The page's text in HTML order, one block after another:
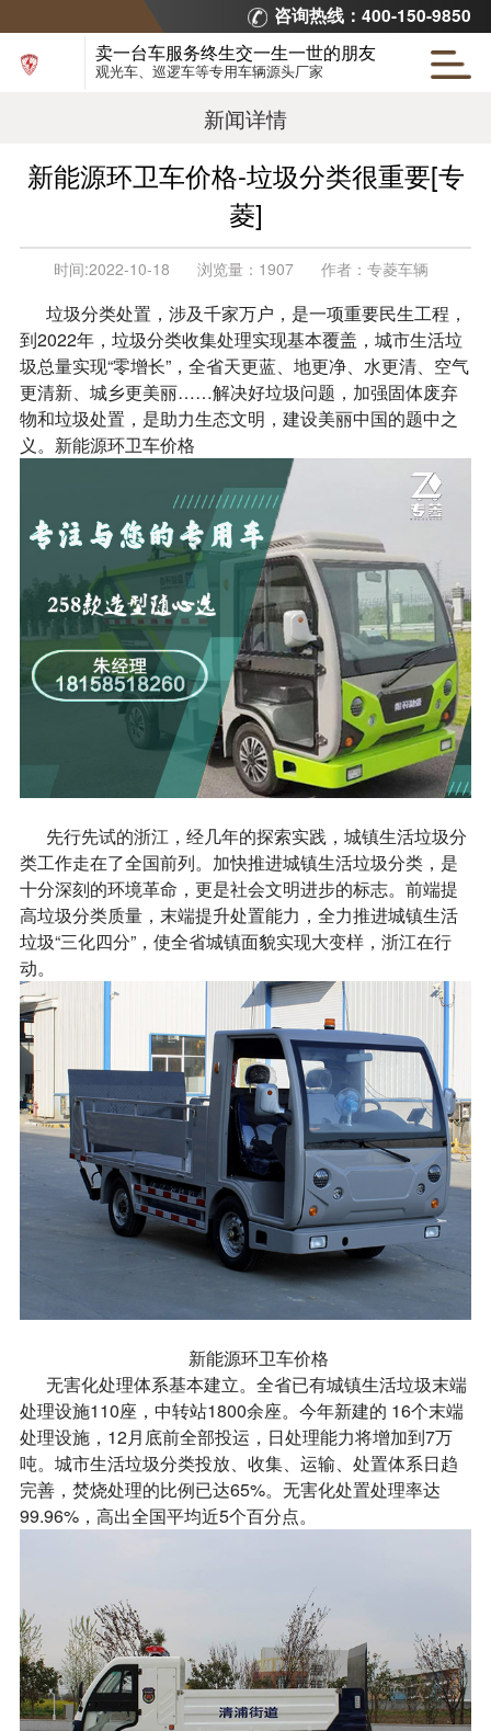
咨询热线：400-150-9850
卖一台车服务终生交一生一世的朋友
观光车、巡逻车等专用车辆源头厂家
新闻详情
新能源环卫车价格-垃圾分类很重要[专
菱]
时间:2022-10-18 浏览量： 1907 作者： 专菱车辆
垃圾分类处置，涉及千家万户，是一项重要民生工程，
到2022年，垃圾分类收集处理实现基本覆盖，城市生活垃
圾总量实现“零增长”，全省天更蓝、地更净、水更清、空气
更清新、城乡更美丽……解决好垃圾问题，加强固体废弃
物和垃圾处置，是助力生态文明，建设美丽中国的题中之
义。新能源环卫车价格
先行先试的浙江，经几年的探索实践，城镇生活垃圾分
类工作走在了全国前列。加快推进城镇生活垃圾分类，是
十分深刻的环境革命，更是社会文明进步的标志。前端提
高垃圾分类质量，末端提升处置能力，全力推进城镇生活
垃圾“三化四分”，使全省城镇面貌实现大变样，浙江在行
动。
新能源环卫车价格
无害化处理体系基本建立。全省已有城镇生活垃圾末端
处理设施110座，中转站1800余座。今年新建的 16个末端
处理设施，12月底前全部投运，日处理能力将增加到7万
吨。城市生活垃圾分类投放、收集、运输、处置体系日趋
完善，焚烧处理的比例已达65%。无害化处置处理率达
99.96%，高出全国平均近5个百分点。